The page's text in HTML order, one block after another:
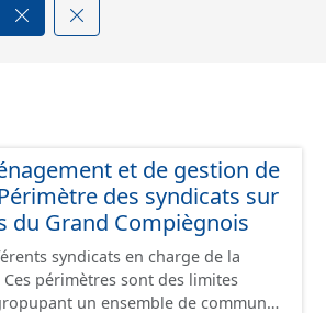
et de gestion de
des syndicats sur
du Grand Compiègnois
syndicats en charge de la
Ces périmètres sont des limites
un ensemble de communes